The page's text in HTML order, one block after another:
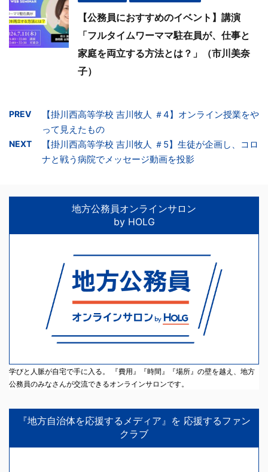
【公務員におすすめのイベント】講演
「フルタイムワーママ駐在員が、仕事と
家庭を両立する方法とは？」（市川美奈
子）
PREV
【掛川西高等学校 吉川牧人 ＃4】オンライン授業をや
って見えたもの
NEXT
【掛川西高等学校 吉川牧人 ＃5】生徒が企画し、コロ
ナと戦う病院でメッセージ動画を投影
地方公務員オンラインサロン
by HOLG
学びと人脈が自宅で手に入る。 『費用』『時間』『場所』の壁を越え、地方
公務員のみなさんが交流できるオンラインサロンです。
『地方自治体を応援するメディア』を 応援するファン
クラブ